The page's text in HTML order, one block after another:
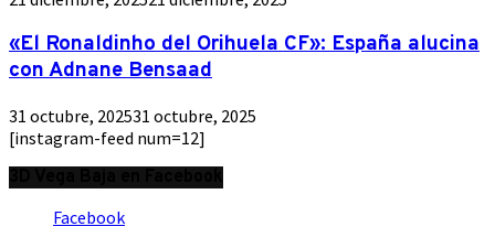
«El Ronaldinho del Orihuela CF»: España alucina
con Adnane Bensaad
31 octubre, 202531 octubre, 2025
[instagram-feed num=12]
Facebook